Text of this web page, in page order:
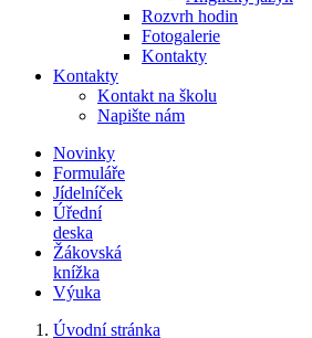
Rozvrh hodin
Fotogalerie
Kontakty
Kontakty
Kontakt na školu
Napište nám
Novinky
Formuláře
Jídelníček
Úřední
deska
Žákovská
knížka
Výuka
Úvodní stránka